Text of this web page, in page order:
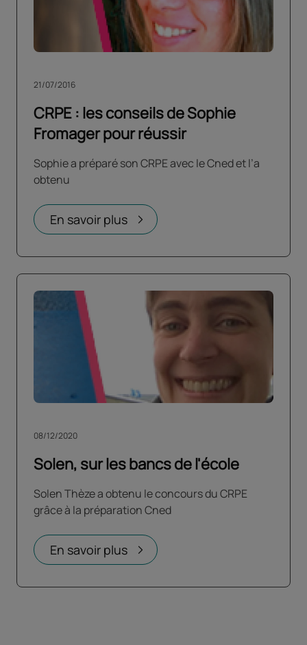
CRPE : les conseils de Sophie
Fromager pour réussir
21/07/2016
Sophie a préparé son CRPE avec le Cned et l’a
obtenu
En savoir plus
Solen, sur les bancs de l'école
08/12/2020
Solen Thèze a obtenu le concours du CRPE
grâce à la préparation Cned
En savoir plus